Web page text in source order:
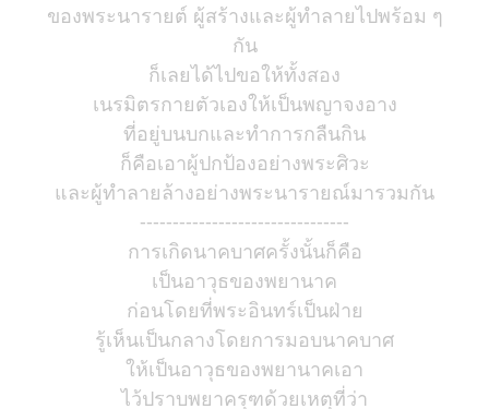
ของพระนารายต์ ผู้สร้างและผู้ทำลายไปพร้อม ๆ
กัน
ก็เลยได้ไปขอให้ทั้งสอง
เนรมิตรกายตัวเองให้เป็นพญาจงอาง
ที่อยู่บนบกและทำการกลืนกิน
ก็คือเอาผู้ปกป้องอย่างพระศิวะ
และผู้ทำลายล้างอย่างพระนารายณ์มารวมกัน
--------------------------------
การเกิดนาคบาศครั้งนั้นก็คือ
เป็นอาวุธของพยานาค
ก่อนโดยที่พระอินทร์เป็นฝ่าย
รู้เห็นเป็นกลางโดยการมอบนาคบาศ
ให้เป็นอาวุธของพยานาคเอา
ไว้ปราบพยาครุฑด้วยเหตุที่ว่า